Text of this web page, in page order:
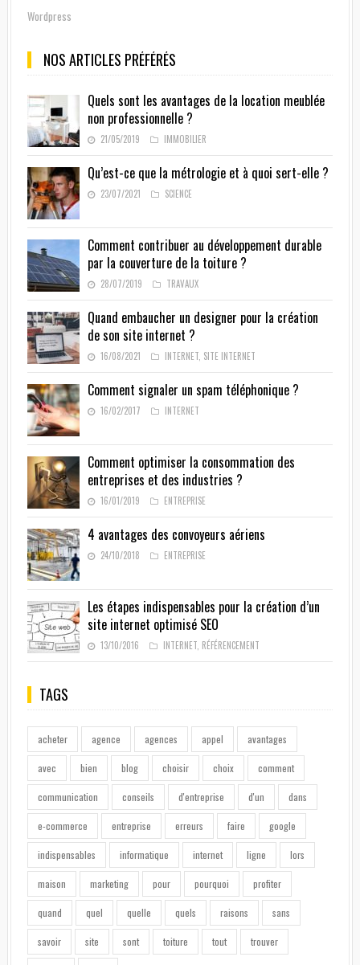
Wordpress
NOS ARTICLES PRÉFÉRÉS
Quels sont les avantages de la location meublée
non professionnelle ?
21/05/2019 IMMOBILIER
Qu’est-ce que la métrologie et à quoi sert-elle ?
23/07/2021 SCIENCE
Comment contribuer au développement durable
par la couverture de la toiture ?
28/07/2019 TRAVAUX
Quand embaucher un designer pour la création
de son site internet ?
16/08/2021 INTERNET, SITE INTERNET
Comment signaler un spam téléphonique ?
16/02/2017 INTERNET
Comment optimiser la consommation des
entreprises et des industries ?
16/01/2019 ENTREPRISE
4 avantages des convoyeurs aériens
24/10/2018 ENTREPRISE
Les étapes indispensables pour la création d’un
site internet optimisé SEO
13/10/2016 INTERNET, RÉFÉRENCEMENT
TAGS
acheter agence agences appel avantages
avec bien blog choisir choix comment
communication conseils d'entreprise d'un dans
e-commerce entreprise erreurs faire google
indispensables informatique internet ligne lors
maison marketing pour pourquoi profiter
quand quel quelle quels raisons sans
savoir site sont toiture tout trouver